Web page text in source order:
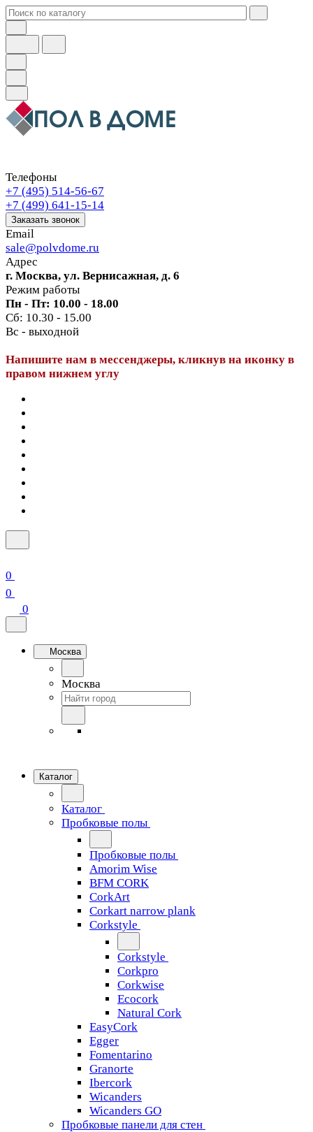
Телефоны
+7 (495) 514-56-67
+7 (499) 641-15-14
Заказать звонок
Email
sale@polvdome.ru
Адрес
г. Москва, ул. Вернисажная, д. 6
Режим работы
Пн - Пт: 10.00 - 18.00
Сб: 10.30 - 15.00
Вс - выходной
Напишите нам в мессенджеры, кликнув на иконку в
правом нижнем углу
0
0
0
Москва
Москва
Каталог
Каталог
Пробковые полы
Пробковые полы
Amorim Wise
BFM CORK
CorkArt
Corkart narrow plank
Corkstyle
Corkstyle
Corkpro
Corkwise
Ecocork
Natural Cork
EasyCork
Egger
Fomentarino
Granorte
Ibercork
Wicanders
Wicanders GO
Пробковые панели для стен